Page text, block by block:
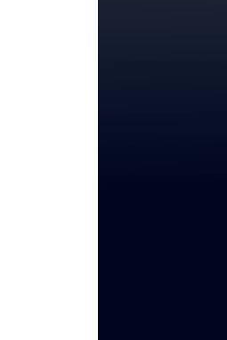
Chapter 1 OH! 소리
새로운 옥외광고 시
Chapter 2 포스트 커
라이브 커머스 시대
Chapter 3 웰컴키즈
밀레니얼세대 부모
Chapter 4 서치 인사
검색, 소비자 마음의